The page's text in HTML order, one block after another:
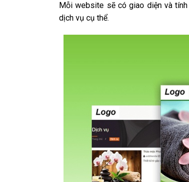
Mỗi website sẽ có giao diện và
dịch vụ cụ thể.